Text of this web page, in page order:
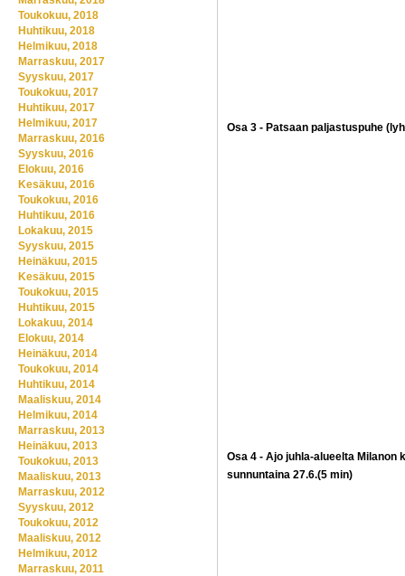
Osa 3 - Patsaan paljastuspuhe
Osa 4 - Ajo juhla-alueelta Milanon
sunnuntaina 27.6.(5 min)
Toukokuu, 2018
Huhtikuu, 2018
Helmikuu, 2018
Marraskuu, 2017
Syyskuu, 2017
Toukokuu, 2017
Huhtikuu, 2017
Helmikuu, 2017
Marraskuu, 2016
Syyskuu, 2016
Elokuu, 2016
Kesäkuu, 2016
Toukokuu, 2016
Huhtikuu, 2016
Lokakuu, 2015
Syyskuu, 2015
Heinäkuu, 2015
Kesäkuu, 2015
Toukokuu, 2015
Huhtikuu, 2015
Lokakuu, 2014
Elokuu, 2014
Heinäkuu, 2014
Toukokuu, 2014
Huhtikuu, 2014
Maaliskuu, 2014
Helmikuu, 2014
Marraskuu, 2013
Heinäkuu, 2013
Toukokuu, 2013
Maaliskuu, 2013
Marraskuu, 2012
Syyskuu, 2012
Toukokuu, 2012
Maaliskuu, 2012
Helmikuu, 2012
Marraskuu, 2011